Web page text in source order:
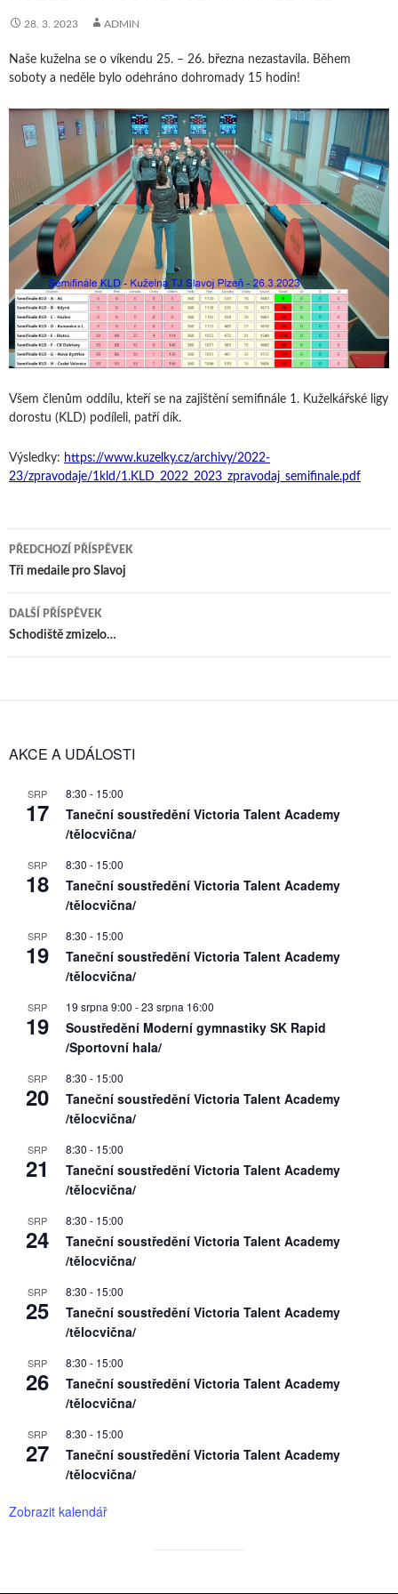
28. 3. 2023 ADMIN
Naše kuželna se o víkendu 25. – 26. března nezastavila. Během
soboty a neděle bylo odehráno dohromady 15 hodin!
Všem členům oddílu, kteří se na zajištění semifinále 1. Kuželkářské ligy
dorostu (KLD) podíleli, patří dík.
Výsledky: https://www.kuzelky.cz/archivy/2022-
23/zpravodaje/1kld/1.KLD_2022_2023_zpravodaj_semifinale.pdf
Navigace
pro
příspěvky
PŘEDCHOZÍ PŘÍSPĚVEK
Tři medaile pro Slavoj
DALŠÍ PŘÍSPĚVEK
Schodiště zmizelo…
AKCE A UDÁLOSTI
SRP
17
8:30 - 15:00
Taneční soustředění Victoria Talent Academy
/tělocvična/
SRP
18
8:30 - 15:00
Taneční soustředění Victoria Talent Academy
/tělocvična/
SRP
19
8:30 - 15:00
Taneční soustředění Victoria Talent Academy
/tělocvična/
SRP
19
19 srpna 9:00 -23 srpna 16:00
Soustředění Moderní gymnastiky SK Rapid
/Sportovní hala/
SRP
20
8:30 - 15:00
Taneční soustředění Victoria Talent Academy
/tělocvična/
SRP
21
8:30 - 15:00
Taneční soustředění Victoria Talent Academy
/tělocvična/
SRP
24
8:30 - 15:00
Taneční soustředění Victoria Talent Academy
/tělocvična/
SRP
25
8:30 - 15:00
Taneční soustředění Victoria Talent Academy
/tělocvična/
SRP
26
8:30 - 15:00
Taneční soustředění Victoria Talent Academy
/tělocvična/
SRP
27
8:30 - 15:00
Taneční soustředění Victoria Talent Academy
/tělocvična/
Zobrazit kalendář